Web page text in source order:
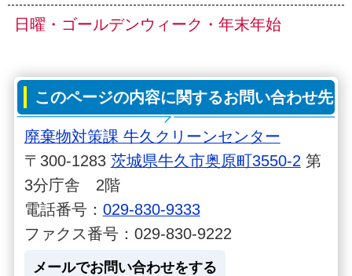
日曜・ゴールデンウィーク・年末年始
このページの内容に関するお問い合わせ先
廃棄物対策課 牛久クリーンセンター
〒300-1283 茨城県牛久市奥原町3550-2 第
3分庁舎 2階
電話番号： 029-830-9333
ファクス番号：029-830-9222
メールでお問い合わせをする